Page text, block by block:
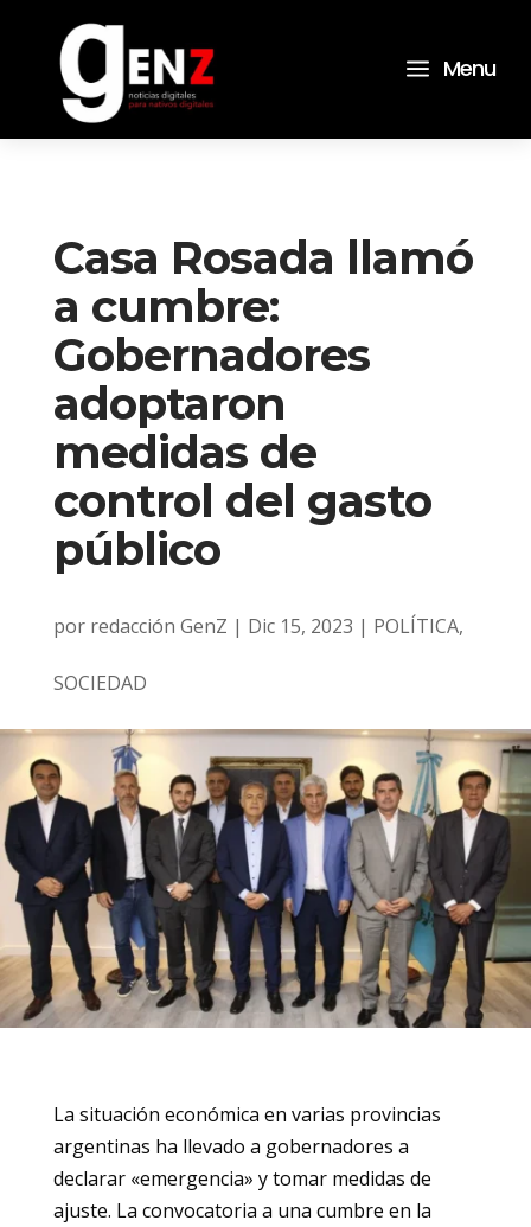
a Menu
Casa Rosada llamó
a cumbre:
Gobernadores
adoptaron
medidas de
control del gasto
público
por redacción GenZ | Dic 15, 2023 | POLÍTICA,
SOCIEDAD
La situación económica en varias provincias
argentinas ha llevado a gobernadores a
declarar «emergencia» y tomar medidas de
ajuste. La convocatoria a una cumbre en la